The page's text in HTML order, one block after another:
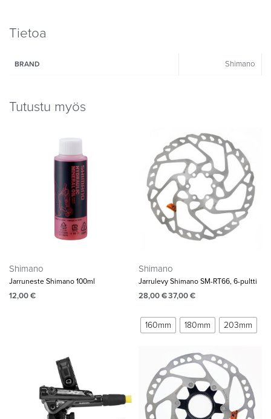
Tietoa
BRAND Shimano
Tutustu myös
Shimano
Jarruneste Shimano 100ml
12,00€
Shimano
Jarrulevy Shimano SM-RT66, 6-pultti
28,00€37,00€
160mm 180mm 203mm